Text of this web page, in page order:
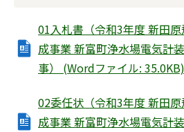
01入札書（令和3年度 新田
成事業 新富町浄水場電気計
事） (Wordファイル: 35.0KB)
02委任状（令和3年度 新田
成事業 新富町浄水場電気計